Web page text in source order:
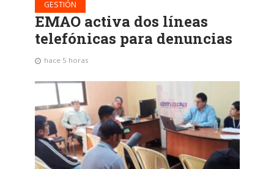
GESTIÓN
EMAO activa dos líneas
telefónicas para denuncias
hace 5 horas